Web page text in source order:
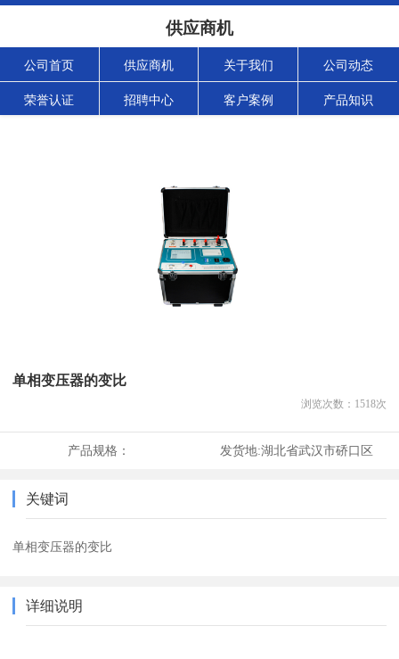
供应商机
公司首页 供应商机 关于我们 公司动态
荣誉认证 招聘中心 客户案例 产品知识
单相变压器的变比
浏览次数： 1518次
产品规格： 发货地:湖北省武汉市硚口区
关键词
单相变压器的变比
详细说明